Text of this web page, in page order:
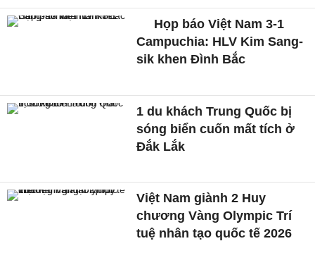
Họp báo Việt Nam 3-1
Campuchia: HLV Kim Sang-
sik khen Đình Bắc
1 du khách Trung Quốc bị
sóng biển cuốn mất tích ở
Đắk Lắk
Việt Nam giành 2 Huy
chương Vàng Olympic Trí
tuệ nhân tạo quốc tế 2026